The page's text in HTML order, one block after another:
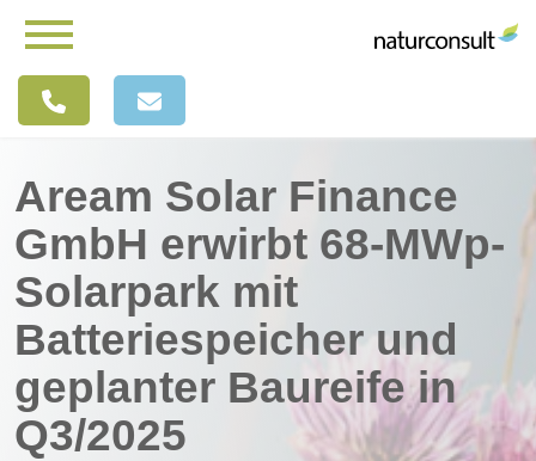
Aream Solar Finance
GmbH erwirbt 68-MWp-
Solarpark mit
Batteriespeicher und
geplanter Baureife in
Q3/2025